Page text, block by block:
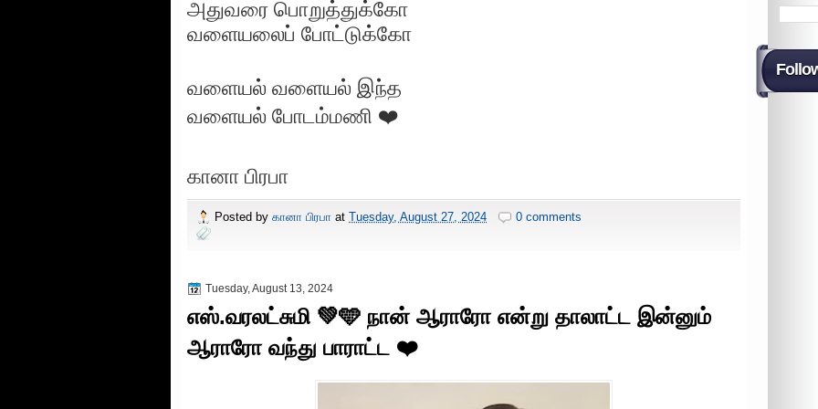
அதுவரை பொறுத்துக்கோ
வளையலைப் போட்டுக்கோ
வளையல் வளையல் இந்த
வளையல் போடம்மணி ❤️
கானா பிரபா
Posted by கானா பிரபா at Tuesday, August 27, 2024 0 comments
Tuesday, August 13, 2024
எஸ்.வரலட்சுமி 💚🩵 நான் ஆராரோ என்று தாலாட்ட இன்னும்
ஆராரோ வந்து பாராட்ட ❤️